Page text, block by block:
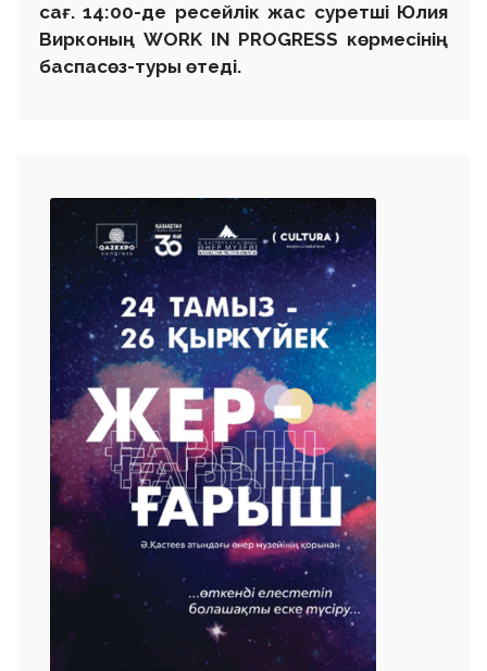
сағ. 14:00-де ресейлік жас суретші Юлия
Вирконың WORK IN PROGRESS көрмесінің
баспасөз-туры өтеді.